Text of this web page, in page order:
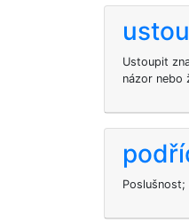
Ustoupit
názor nebo